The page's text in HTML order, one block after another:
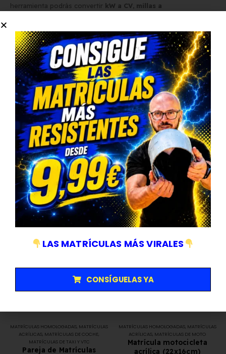
herramienta podrás convertir kW a CV millas a
optimizar la experiencia de conducción de tu vehículo.
Nuestras
Matrículas
MATRÍCULAS HOMOLOGADAS, MATRÍCULAS
ACRÍLICAS, MATRÍCULAS DE COCHE,
MATRÍCULAS DE TAXI Y VTC
Pareja de Matrículas
MATRÍCULAS HOMOLOGADAS, MATRÍCULAS
ACRÍLICAS, MATRÍCULAS DE MOTO
Matrícula motocicleta
acrílica (22x16cm)
LAS MATRÍCULAS MÁS VIRALES
CONSÍGUELAS YA